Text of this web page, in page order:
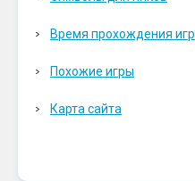
Время прохождения игр
Похожие игры
Карта сайта